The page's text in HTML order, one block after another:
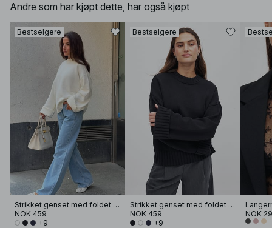
Andre som har kjøpt dette, har også kjøpt
Bestselgere
Strikket genset med foldet erme
NOK 459
+9
Bestselgere
Strikket genset med foldet erme
NOK 459
+9
NOK